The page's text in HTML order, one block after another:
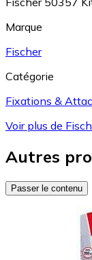
Marque
Fischer
Catégorie
Fixations &
Voir plus de
Autres
Passer le contenu